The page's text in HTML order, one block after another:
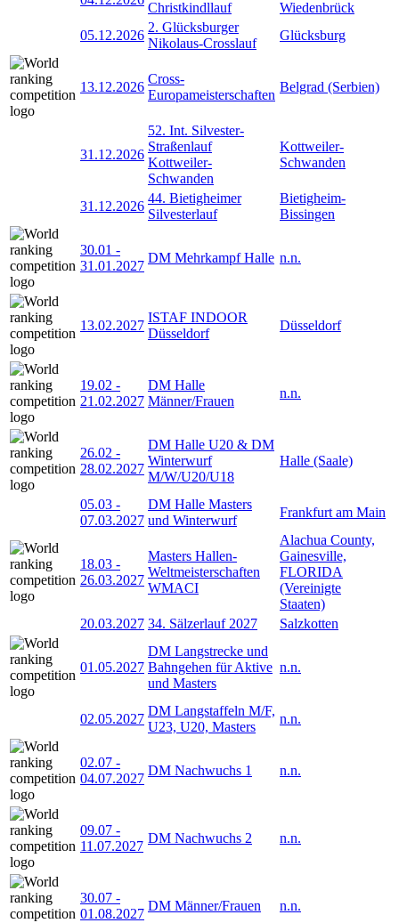
Christkindllauf
Wiedenbrück
05.12.2026
2. Glücksburger
Nikolaus-Crosslauf
Glücksburg
13.12.2026
Cross-
Europameisterschaften
Belgrad (Serbien)
31.12.2026
52. Int. Silvester-
Straßenlauf
Kottweiler-
Schwanden
Kottweiler-
Schwanden
31.12.2026
44. Bietigheimer
Silvesterlauf
Bietigheim-
Bissingen
30.01 -
31.01.2027
DM Mehrkampf Halle n.n.
13.02.2027
ISTAF INDOOR
Düsseldorf
Düsseldorf
19.02 -
21.02.2027
DM Halle
Männer/Frauen
n.n.
26.02 -
28.02.2027
DM Halle U20 & DM
Winterwurf
M/W/U20/U18
Halle (Saale)
05.03 -
07.03.2027
DM Halle Masters
und Winterwurf
Frankfurt am Main
18.03 -
26.03.2027
Masters Hallen-
Weltmeisterschaften
WMACI
Alachua County,
Gainesville,
FLORIDA
(Vereinigte
Staaten)
20.03.2027 34. Sälzerlauf 2027 Salzkotten
01.05.2027
DM Langstrecke und
Bahngehen für Aktive
und Masters
n.n.
02.05.2027
DM Langstaffeln M/F,
U23, U20, Masters
n.n.
02.07 -
04.07.2027
DM Nachwuchs 1 n.n.
09.07 -
11.07.2027
DM Nachwuchs 2 n.n.
30.07 -
01.08.2027
DM Männer/Frauen n.n.